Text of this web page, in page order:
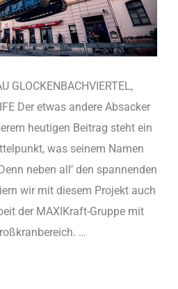
GLOCKENBACHVIERTEL,
Der etwas andere Absacker
heutigen Beitrag steht ein
was seinem Namen
neben all’ den spannenden
wir mit diesem Projekt auch
der MAXIKraft-Gruppe mit
…